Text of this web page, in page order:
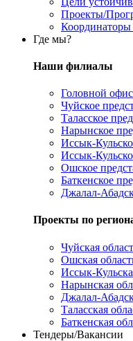
Проекты/
Координаторы
Где мы?
Наши филиалы
Головной офис
Чуйское
Таласское
Нарынское
Иссык-
Иссык-
Ошское
Баткенское
Джалал-
Проекты по
Чуйская
Ошская
Иссык-
Нарынская
Джалал-
Таласская
Баткенская
Тендеры/Вакансии